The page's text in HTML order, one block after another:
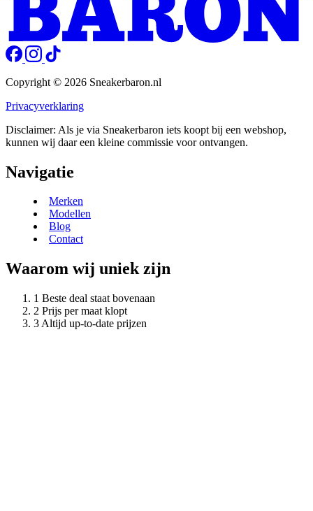
Copyright © 2026 Sneakerbaron.nl
Privacyverklaring
Disclaimer: Als je via Sneakerbaron iets koopt bij een webshop,
kunnen wij daar een kleine commissie voor ontvangen.
Navigatie
Merken
Modellen
Blog
Contact
Waarom wij uniek zijn
Beste deal staat bovenaan
Prijs per maat klopt
Altijd up-to-date prijzen